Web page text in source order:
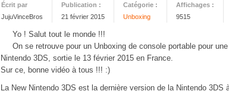
Écrit par
JujuVinceBros
Publication :
21 février 2015
Catégorie :
Unboxing
Affichages :
9515
Yo ! Salut tout le monde !!!
On se retrouve pour un Unboxing de console portable pour
Nintendo 3DS, sortie le 13 février 2015 en France.
Sur ce, bonne vidéo à tous !!! :)
La New Nintendo 3DS est la dernière version de la Nintendo